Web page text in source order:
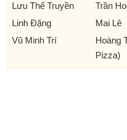
Lưu Thế Truyền
Trần
Linh Đặng
Mai Lê
Vũ Minh Trí
Hoàng
Pizza)